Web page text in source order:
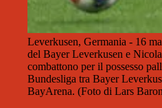
Leverkusen, Germania - 16
del Bayer Leverkusen e
combattono per il possesso
Bundesliga tra Bayer
BayArena. (Foto di Lars